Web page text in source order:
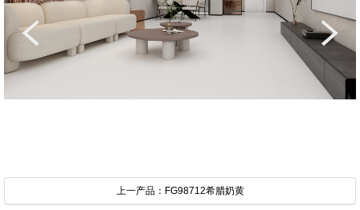
上一产品：FG98712希腊奶黄